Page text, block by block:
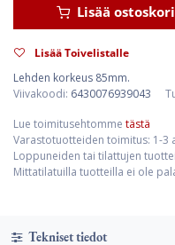
Lisää
Lisää Toivelistalle
Lehden korkeus 85mm.
Viivakoodi: 6430076939043
Lue toimitusehtomme tästä
Varastotuotteiden toimitus: 1-3
Loppuneiden tai tilattujen
Mittatilatuilla tuotteilla ei ole
Tekniset tiedot